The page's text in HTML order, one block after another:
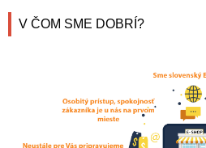
V ČOM SME DOBRÍ?